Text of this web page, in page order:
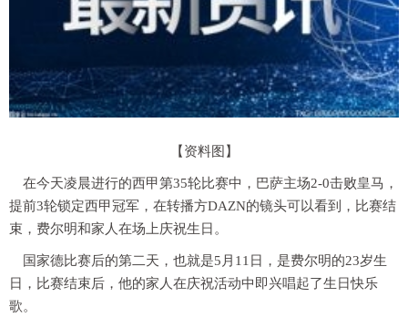
【资料图】
在今天凌晨进行的西甲第35轮比赛中，巴萨主场2-0击败皇马，
提前3轮锁定西甲冠军，在转播方DAZN的镜头可以看到，比赛结
束，费尔明和家人在场上庆祝生日。
国家德比赛后的第二天，也就是5月11日，是费尔明的23岁生
日，比赛结束后，他的家人在庆祝活动中即兴唱起了生日快乐
歌。